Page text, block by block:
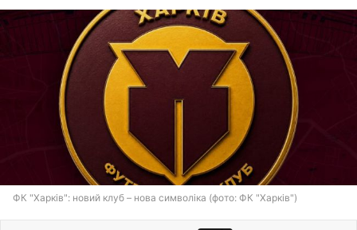
ФК "Харків": новий клуб – нова символіка (фото: ФК "Харків")